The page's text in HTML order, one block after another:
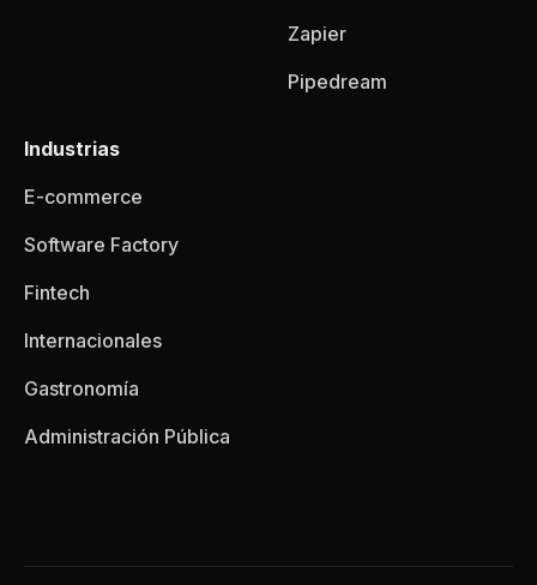
Zapier
Pipedream
Industrias
E-commerce
Software Factory
Fintech
Internacionales
Gastronomía
Administración Pública